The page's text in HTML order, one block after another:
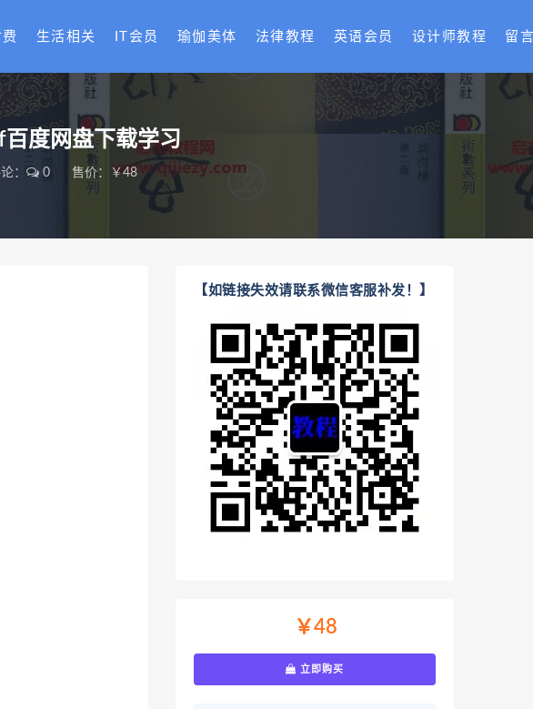
生活相关 IT会员 瑜伽美体 法律教程 英语会员 设计师教程 留
度网盘下载学习
： 0 售价：￥48
【如链接失效请联系微信客服补发！】
￥48
立即购买